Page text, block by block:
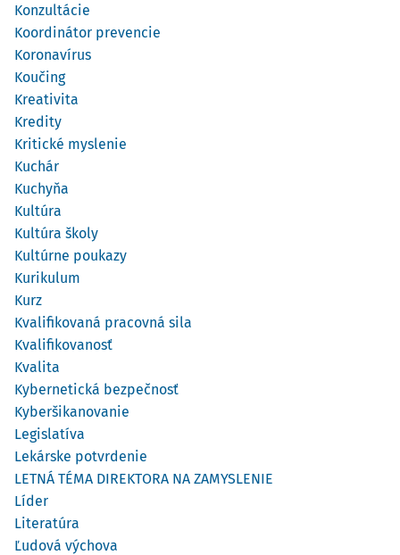
Konzultácie
Koordinátor prevencie
Koronavírus
Koučing
Kreativita
Kredity
Kritické myslenie
Kuchár
Kuchyňa
Kultúra
Kultúra školy
Kultúrne poukazy
Kurikulum
Kurz
Kvalifikovaná pracovná sila
Kvalifikovanosť
Kvalita
Kybernetická bezpečnosť
Kyberšikanovanie
Legislatíva
Lekárske potvrdenie
LETNÁ TÉMA DIREKTORA NA ZAMYSLENIE
Líder
Literatúra
Ľudová výchova